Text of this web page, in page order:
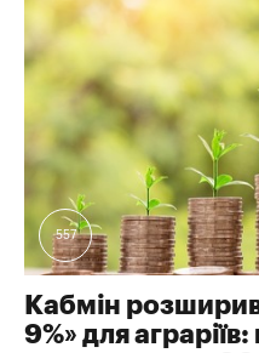
557
Кабмін
9%» для